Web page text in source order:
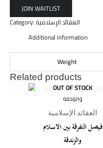
Category: العقائد الإسلامية
Additional information
Weight
Related products
OUT OF STOCK
العقائد الإسلامية
فيصل التفرقة بين الاسلام
والزندقة